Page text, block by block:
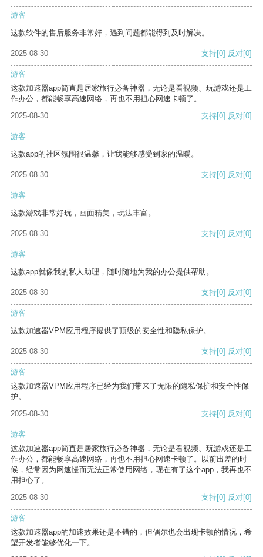
游客
这款软件的售后服务非常好，遇到问题都能得到及时解决。
2025-08-30 支持[0] 反对[0]
游客
这款加速器app简直是居家旅行必备神器，无论是看视频、玩游戏还是工
作办公，都能畅享高速网络，再也不用担心网速卡顿了。
2025-08-30
支持[0] 反对[0]
游客
这款app的社区氛围很温馨，让我能够感受到家的温暖。
2025-08-30 支持[0] 反对[0]
游客
这款游戏非常好玩，画面精美，玩法丰富。
2025-08-30 支持[0] 反对[0]
游客
这款app就像我的私人助理，随时随地为我的办公提供帮助。
2025-08-30 支持[0] 反对[0]
游客
这款加速器VPM应用程序提供了顶级的安全性和隐私保护。
2025-08-30 支持[0] 反对[0]
游客
这款加速器VPM应用程序已经为我们带来了无限的隐私保护和安全性保
护。
2025-08-30
支持[0] 反对[0]
游客
这款加速器app简直是居家旅行必备神器，无论是看视频、玩游戏还是工
作办公，都能畅享高速网络，再也不用担心网速卡顿了。以前出差的时
候，经常因为网速慢而无法正常使用网络，现在有了这个app，我再也不
用担心了。
2025-08-30
支持[0] 反对[0]
游客
这款加速器app的加速效果还是不错的，但偶尔也会出现卡顿的情况，希
望开发者能够优化一下。